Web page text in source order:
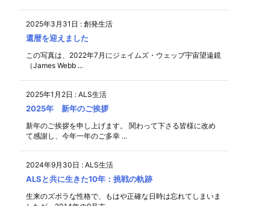
2025年3月31日 : 創発生活
還暦を迎えました
この写真は、2022年7月にジェイムズ・ウェッブ宇宙望遠鏡
（James Webb ...
2025年1月2日 : ALS生活
2025年 新年のご挨拶
新年のご挨拶を申し上げます。 関わって下さる皆様に改め
て感謝し、今年一年のご多幸 ...
2024年9月30日 : ALS生活
ALSと共に生きた10年：挑戦の軌跡
生来のズボラな性格で、もはや正確な日時は忘れてしまいま